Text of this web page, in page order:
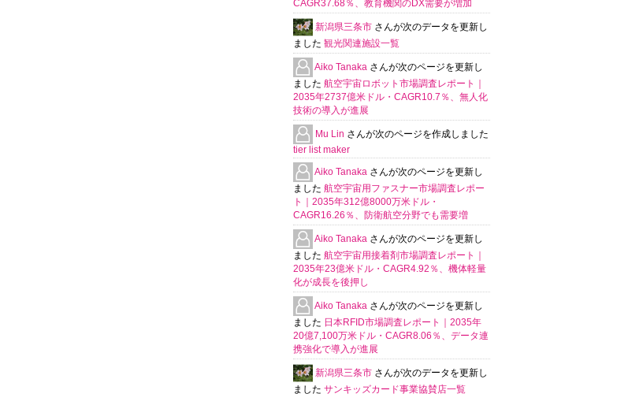
CAGR37.68％、教育機関のDX需要が増加
新潟県三条市 さんが次のデータを更新し
ました 観光関連施設一覧
Aiko Tanaka さんが次のページを更新し
ました 航空宇宙ロボット市場調査レポート｜
2035年2737億米ドル・CAGR10.7％、無人化
技術の導入が進展
Mu Lin さんが次のページを作成しました
tier list maker
Aiko Tanaka さんが次のページを更新し
ました 航空宇宙用ファスナー市場調査レポー
ト｜2035年312億8000万米ドル・
CAGR16.26％、防衛航空分野でも需要増
Aiko Tanaka さんが次のページを更新し
ました 航空宇宙用接着剤市場調査レポート｜
2035年23億米ドル・CAGR4.92％、機体軽量
化が成長を後押し
Aiko Tanaka さんが次のページを更新し
ました 日本RFID市場調査レポート｜2035年
20億7,100万米ドル・CAGR8.06％、データ連
携強化で導入が進展
新潟県三条市 さんが次のデータを更新し
ました サンキッズカード事業協賛店一覧